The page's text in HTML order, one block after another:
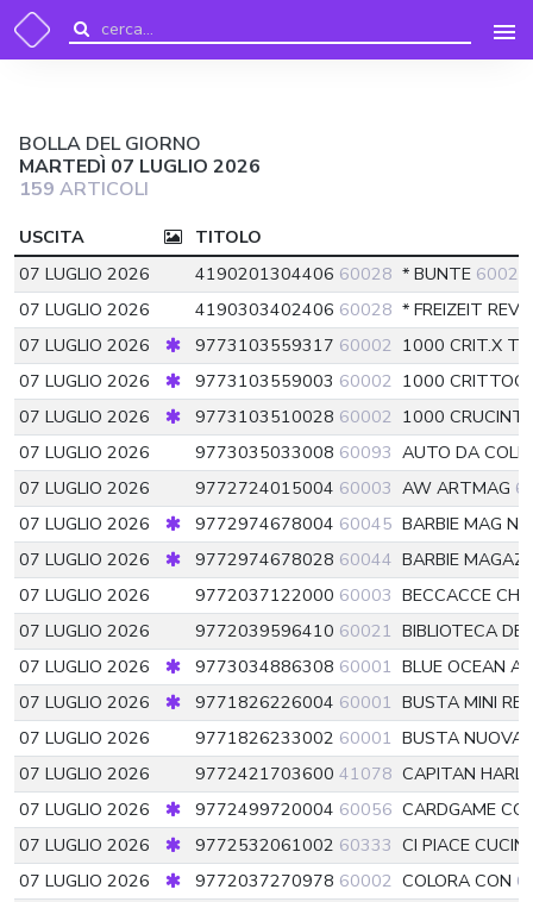
BOLLA DEL GIORNO
MARTEDÌ 07 LUGLIO 2026
159 ARTICOLI
USCITA
TITOLO
07 LUGLIO 2026
4190201304406 60028 * BUNTE 60028
07 LUGLIO 2026
4190303402406 60028 * FREIZEIT
07 LUGLIO 2026
9773103559317 60002 1000 CRIT.X
07 LUGLIO 2026
9773103559003 60002 1000
07 LUGLIO 2026
9773103510028 60002 1000
07 LUGLIO 2026
9773035033008 60093 AUTO DA
07 LUGLIO 2026
9772724015004 60003 AW ARTMAG
07 LUGLIO 2026
9772974678004 60045 BARBIE MAG
07 LUGLIO 2026
9772974678028 60044 BARBIE
07 LUGLIO 2026
9772037122000 60003 BECCACCE
07 LUGLIO 2026
9772039596410 60021 BIBLIOTECA
07 LUGLIO 2026
9773034886308 60001 BLUE OCEAN
07 LUGLIO 2026
9771826226004 60001 BUSTA MINI
07 LUGLIO 2026
9771826233002 60001 BUSTA NUOVA
07 LUGLIO 2026
9772421703600 41078 CAPITAN
07 LUGLIO 2026
9772499720004 60056 CARDGAME
07 LUGLIO 2026
9772532061002 60333 CI PIACE
07 LUGLIO 2026
9772037270978 60002 COLORA CON